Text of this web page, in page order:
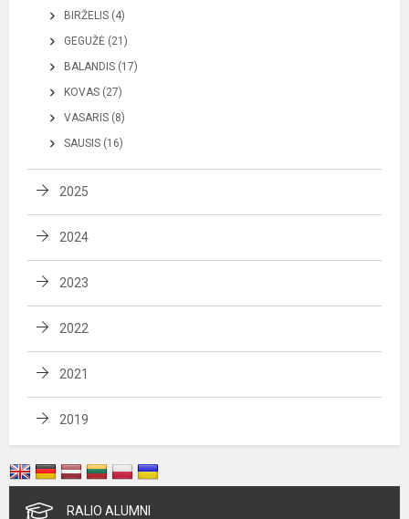
BIRŽELIS (4)
GEGUŽĖ (21)
BALANDIS (17)
KOVAS (27)
VASARIS (8)
SAUSIS (16)
2025
2024
2023
2022
2021
2019
RALIO ALUMNI